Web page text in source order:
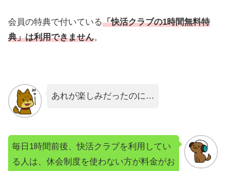
会員の特典で付いている「快活クラブの1時間無料特
典」は利用できません。
あれが楽しみだったのに…
毎日1時間前後、快活クラブを利用してい
る人は、休会制度を使わない方が料金がお